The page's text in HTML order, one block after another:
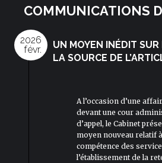
COMMUNICATIONS
2026
févr.
UN MOYEN INÉDIT
LA SOURCE DE
A l’occasion d’une
devant une cour
d’appel, le Cabinet
moyen nouveau relatif
compétence des
l’établissement de la